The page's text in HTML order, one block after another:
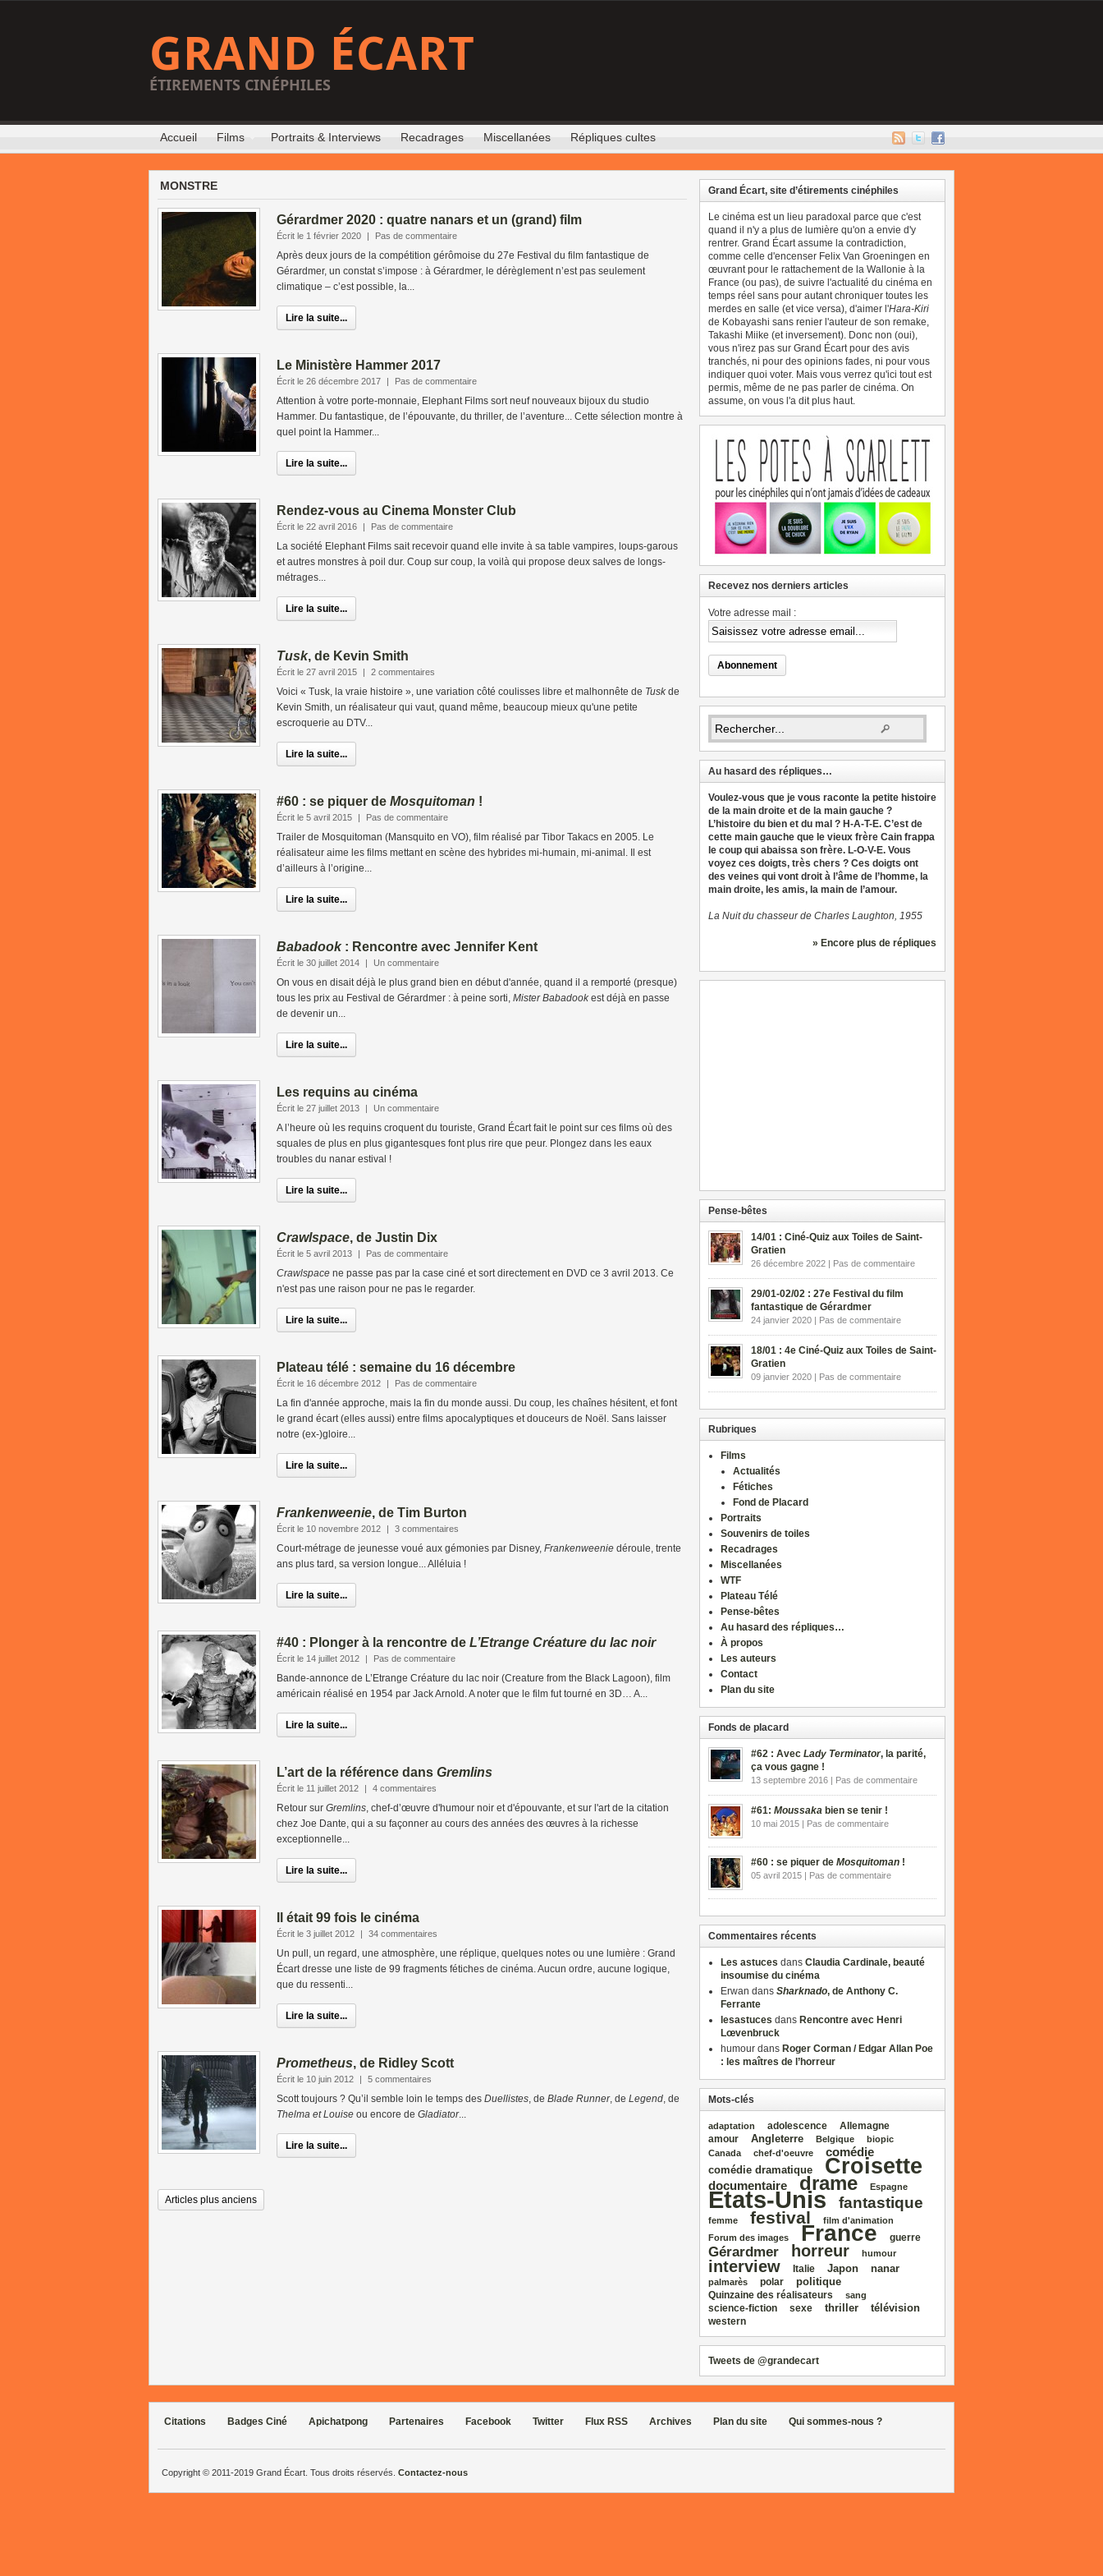
GRAND ÉCART
ÉTIREMENTS CINÉPHILES
Accueil Films Portraits & Interviews Recadrages Miscellanées Répliques cultes
MONSTRE
Gérardmer 2020 : quatre nanars et un (grand) film
Écrit le 1 février 2020 | Pas de commentaire
Après deux jours de la compétition gérômoise du 27e Festival du film fantastique de
Gérardmer, un constat s’impose : à Gérardmer, le dérèglement n’est pas seulement
climatique – c’est possible, la...
Lire la suite...
Le Ministère Hammer 2017
Écrit le 26 décembre 2017 | Pas de commentaire
Attention à votre porte-monnaie, Elephant Films sort neuf nouveaux bijoux du studio
Hammer. Du fantastique, de l’épouvante, du thriller, de l’aventure... Cette sélection montre à
quel point la Hammer...
Lire la suite...
Rendez-vous au Cinema Monster Club
Écrit le 22 avril 2016 | Pas de commentaire
La société Elephant Films sait recevoir quand elle invite à sa table vampires, loups-garous
et autres monstres à poil dur. Coup sur coup, la voilà qui propose deux salves de longs-
métrages...
Lire la suite...
Tusk, de Kevin Smith
Écrit le 27 avril 2015 | 2 commentaires
Voici « Tusk, la vraie histoire », une variation côté coulisses libre et malhonnête de Tuskde
Kevin Smith, un réalisateur qui vaut, quand même, beaucoup mieux qu'une petite
escroquerie au DTV...
Lire la suite...
#60 : se piquer de Mosquitoman !
Écrit le 5 avril 2015 | Pas de commentaire
Trailer de Mosquitoman (Mansquito en VO), film réalisé par Tibor Takacs en 2005. Le
réalisateur aime les films mettant en scène des hybrides mi-humain, mi-animal. Il est
d’ailleurs à l’origine...
Lire la suite...
Babadook: Rencontre avec Jennifer Kent
Écrit le 30 juillet 2014 | Un commentaire
On vous en disait déjà le plus grand bien en début d'année, quand il a remporté (presque)
tous les prix au Festival de Gérardmer : à peine sorti, Mister Babadookest déjà en passe
de devenir un...
Lire la suite...
Les requins au cinéma
Écrit le 27 juillet 2013 | Un commentaire
A l’heure où les requins croquent du touriste, Grand Écart fait le point sur ces films où des
squales de plus en plus gigantesques font plus rire que peur. Plongez dans les eaux
troubles du nanar estival !
Lire la suite...
Crawlspace, de Justin Dix
Écrit le 5 avril 2013 | Pas de commentaire
Crawlspace ne passe pas par la case ciné et sort directement en DVD ce 3 avril 2013. Ce
n'est pas une raison pour ne pas le regarder.
Lire la suite...
Plateau télé : semaine du 16 décembre
Écrit le 16 décembre 2012 | Pas de commentaire
La fin d'année approche, mais la fin du monde aussi. Du coup, les chaînes hésitent, et font
le grand écart (elles aussi) entre films apocalyptiques et douceurs de Noël. Sans laisser
notre (ex-)gloire...
Lire la suite...
Frankenweenie, de Tim Burton
Écrit le 10 novembre 2012 | 3 commentaires
Court-métrage de jeunesse voué aux gémonies par Disney, Frankenweenie déroule, trente
ans plus tard, sa version longue... Alléluia !
Lire la suite...
#40 : Plonger à la rencontre de L’Etrange Créature du lac noir
Écrit le 14 juillet 2012 | Pas de commentaire
Bande-annonce de L’Etrange Créature du lac noir (Creature from the Black Lagoon), film
américain réalisé en 1954 par Jack Arnold. A noter que le film fut tourné en 3D… A...
Lire la suite...
L’art de la référence dans Gremlins
Écrit le 11 juillet 2012 | 4 commentaires
Retour sur Gremlins, chef-d’œuvre d'humour noir et d'épouvante, et sur l'art de la citation
chez Joe Dante, qui a su façonner au cours des années des œuvres à la richesse
exceptionnelle...
Lire la suite...
Il était 99 fois le cinéma
Écrit le 3 juillet 2012 | 34 commentaires
Un pull, un regard, une atmosphère, une réplique, quelques notes ou une lumière : Grand
Écart dresse une liste de 99 fragments fétiches de cinéma. Aucun ordre, aucune logique,
que du ressenti...
Lire la suite...
Prometheus, de Ridley Scott
Écrit le 10 juin 2012 | 5 commentaires
Scott toujours ? Qu’il semble loin le temps des Duellistes, de Blade Runner, de Legend, de
Thelma et Louise ou encore de Gladiator...
Lire la suite...
Articles plus anciens
Grand Écart, site d’étirements cinéphiles
Le cinéma est un lieu paradoxal parce que c'est
quand il n'y a plus de lumière qu'on a envie d'y
rentrer. Grand Écart assume la contradiction,
comme celle d'encenser Felix Van Groeningen en
œuvrant pour le rattachement de la Wallonie à la
France (ou pas), de suivre l'actualité du cinéma en
temps réel sans pour autant chroniquer toutes les
merdes en salle (et vice versa), d'aimer l'Hara-Kiri
de Kobayashi sans renier l'auteur de son remake,
Takashi Miike (et inversement). Donc non (oui),
vous n'irez pas sur Grand Écart pour des avis
tranchés, ni pour des opinions fades, ni pour vous
indiquer quoi voter. Mais vous verrez qu'ici tout est
permis, même de ne pas parler de cinéma. On
assume, on vous l'a dit plus haut.
Recevez nos derniers articles
Votre adresse mail :
Au hasard des répliques…
Voulez-vous que je vous raconte la petite histoire
de la main droite et de la main gauche ?
L’histoire du bien et du mal ? H-A-T-E. C’est de
cette main gauche que le vieux frère Cain frappa
le coup qui abaissa son frère. L-O-V-E. Vous
voyez ces doigts, très chers ? Ces doigts ont
des veines qui vont droit à l’âme de l’homme, la
main droite, les amis, la main de l’amour.
La Nuit du chasseur de Charles Laughton, 1955
» Encore plus de répliques
Pense-bêtes
14/01 : Ciné-Quiz aux Toiles de Saint-
Gratien
26 décembre 2022 | Pas de commentaire
29/01-02/02 : 27e Festival du film
fantastique de Gérardmer
24 janvier 2020 | Pas de commentaire
18/01 : 4e Ciné-Quiz aux Toiles de Saint-
Gratien
09 janvier 2020 | Pas de commentaire
Rubriques
Films
Actualités
Fétiches
Fond de Placard
Portraits
Souvenirs de toiles
Recadrages
Miscellanées
WTF
Plateau Télé
Pense-bêtes
Au hasard des répliques…
À propos
Les auteurs
Contact
Plan du site
Fonds de placard
#62 : Avec Lady Terminator, la parité,
ça vous gagne !
13 septembre 2016 | Pas de commentaire
#61: Moussaka bien se tenir !
10 mai 2015 | Pas de commentaire
#60 : se piquer de Mosquitoman !
05 avril 2015 | Pas de commentaire
Commentaires récents
Les astuces dans Claudia Cardinale, beauté
insoumise du cinéma
Erwan dans Sharknado, de Anthony C.
Ferrante
lesastuces dans Rencontre avec Henri
Lœvenbruck
humour dans Roger Corman / Edgar Allan Poe
: les maîtres de l’horreur
Mots-clés
adaptation adolescence Allemagne
amour Angleterre Belgique
biopic
Canada
chef‑d'oeuvre comédie
comédie dramatique Croisette
documentaire drame Espagne
Etats‑Unis fantastique
femme festival
film d'animation
Forum des images
France guerre
Gérardmer horreur humour
interview Italie Japon nanar
palmarès polar politique
Quinzaine des réalisateurs sang
science‑fiction sexe thriller télévision
western
Tweets de @grandecart
Citations Badges Ciné Apichatpong Partenaires Facebook Twitter Flux RSS Archives Plan du site Qui sommes-nous ?
Copyright © 2011-2019 Grand Écart. Tous droits réservés. Contactez-nous